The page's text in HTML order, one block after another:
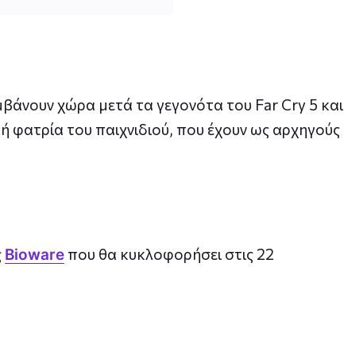
χώρα μετά τα γεγονότα του Far Cry 5 και
φατρία του παιχνιδιού, που έχουν ως αρχηγούς
Bioware που θα κυκλοφορήσει στις 22